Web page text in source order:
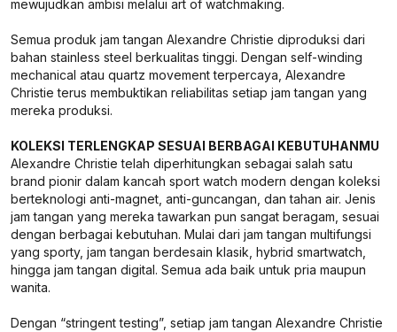
mewujudkan ambisi melalui art of watchmaking.
Semua produk jam tangan Alexandre Christie diproduksi dari
bahan stainless steel berkualitas tinggi. Dengan self-winding
mechanical atau quartz movement terpercaya, Alexandre
Christie terus membuktikan reliabilitas setiap jam tangan yang
mereka produksi.
KOLEKSI TERLENGKAP SESUAI BERBAGAI KEBUTUHANMU
Alexandre Christie telah diperhitungkan sebagai salah satu
brand pionir dalam kancah sport watch modern dengan koleksi
berteknologi anti-magnet, anti-guncangan, dan tahan air. Jenis
jam tangan yang mereka tawarkan pun sangat beragam, sesuai
dengan berbagai kebutuhan. Mulai dari jam tangan multifungsi
yang sporty, jam tangan berdesain klasik, hybrid smartwatch,
hingga jam tangan digital. Semua ada baik untuk pria maupun
wanita.
Dengan “stringent testing”, setiap jam tangan Alexandre Christie